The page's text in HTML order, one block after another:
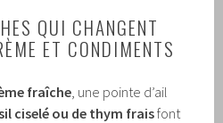
QUI CHANGENT
ET CONDIMENTS
fraîche , une pointe d’ail
ciselé ou de thym fraisfont